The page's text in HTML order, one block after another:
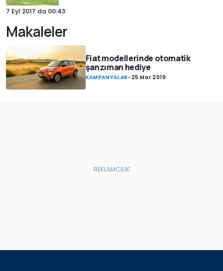
7 Eyl 2017 da 00:43
Makaleler
Fiat modellerinde otomatik
şanzıman hediye
KAMPANYALAR - 25 Mar 2019